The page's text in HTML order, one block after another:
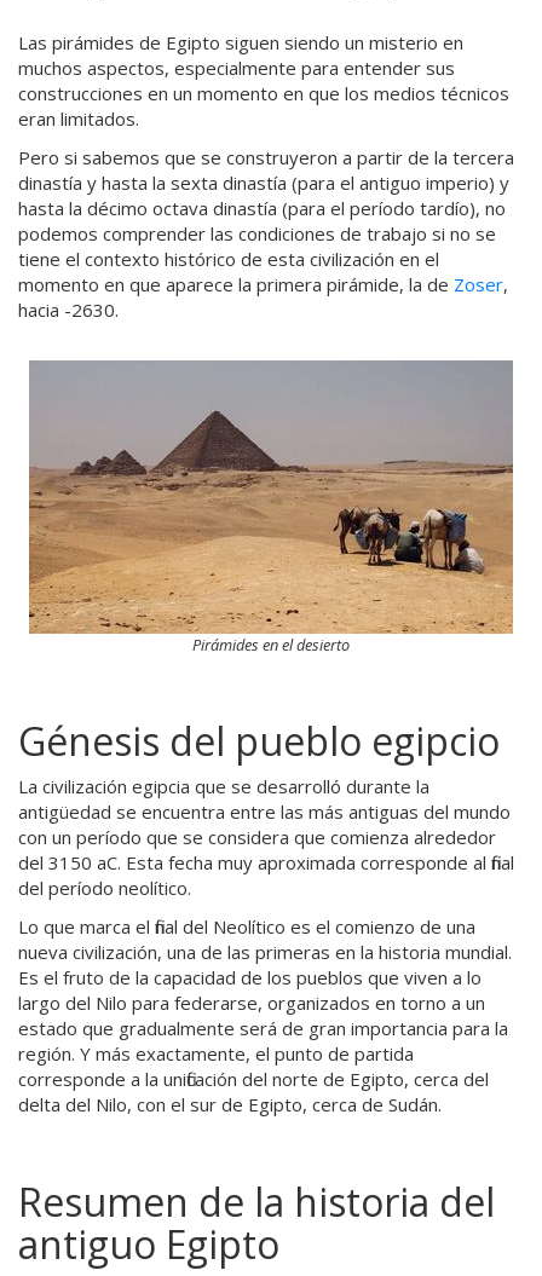
Las pirámides de Egipto siguen siendo un misterio en
muchos aspectos, especialmente para entender sus
construcciones en un momento en que los medios técnicos
eran limitados.
Pero si sabemos que se construyeron a partir de la tercera
dinastía y hasta la sexta dinastía (para el antiguo imperio) y
hasta la décimo octava dinastía (para el período tardío), no
podemos comprender las condiciones de trabajo si no se
tiene el contexto histórico de esta civilización en el
momento en que aparece la primera pirámide, la de Zoser,
hacia -2630.
Pirámides en el desierto
Génesis del pueblo egipcio
La civilización egipcia que se desarrolló durante la
antigüedad se encuentra entre las más antiguas del mundo
con un período que se considera que comienza alrededor
del 3150 aC. Esta fecha muy aproximada corresponde al final
del período neolítico.
Lo que marca el final del Neolítico es el comienzo de una
nueva civilización, una de las primeras en la historia mundial.
Es el fruto de la capacidad de los pueblos que viven a lo
largo del Nilo para federarse, organizados en torno a un
estado que gradualmente será de gran importancia para la
región. Y más exactamente, el punto de partida
corresponde a la unificación del norte de Egipto, cerca del
delta del Nilo, con el sur de Egipto, cerca de Sudán.
Resumen de la historia del
antiguo Egipto